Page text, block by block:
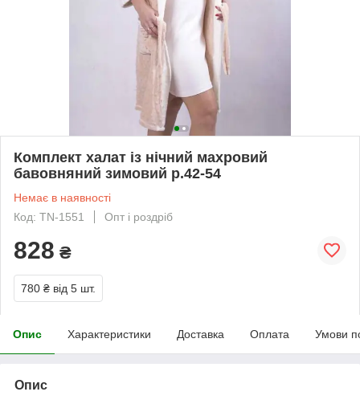
Комплект халат із нічний махровий
бавовняний зимовий р.42-54
Немає в наявності
Код: TN-1551
Опт і роздріб
828 ₴
780 ₴ від 5 шт.
Опис Характеристики Доставка Оплата Умови
Опис